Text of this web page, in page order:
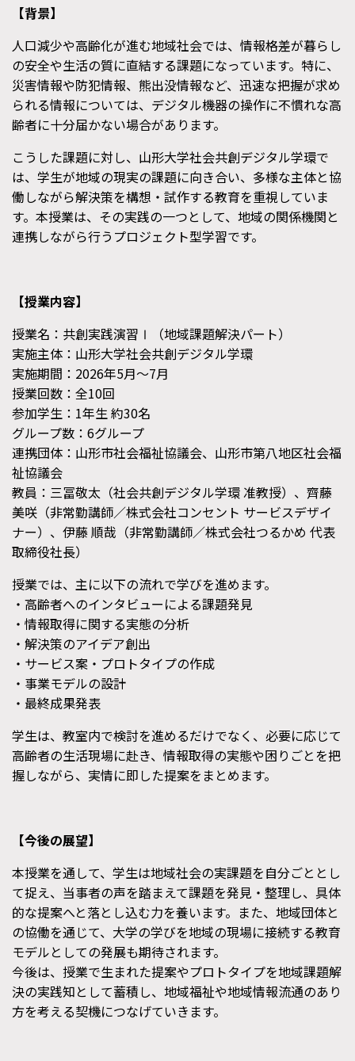
【背景】
人口減少や高齢化が進む地域社会では、情報格差が暮らし
の安全や生活の質に直結する課題になっています。特に、
災害情報や防犯情報、熊出没情報など、迅速な把握が求め
られる情報については、デジタル機器の操作に不慣れな高
齢者に十分届かない場合があります。
こうした課題に対し、山形大学社会共創デジタル学環で
は、学生が地域の現実の課題に向き合い、多様な主体と協
働しながら解決策を構想・試作する教育を重視していま
す。本授業は、その実践の一つとして、地域の関係機関と
連携しながら行うプロジェクト型学習です。
【授業内容】
授業名：共創実践演習Ⅰ（地域課題解決パート）
実施主体：山形大学社会共創デジタル学環
実施期間：2026年5月～7月
授業回数：全10回
参加学生：1年生 約30名
グループ数：6グループ
連携団体：山形市社会福祉協議会、山形市第八地区社会福
祉協議会
教員：三冨敬太（社会共創デジタル学環 准教授）、齊藤
美咲（非常勤講師／株式会社コンセント サービスデザイ
ナー）、伊藤 順哉（非常勤講師／株式会社つるかめ 代表
取締役社長）
授業では、主に以下の流れで学びを進めます。
・高齢者へのインタビューによる課題発見
・情報取得に関する実態の分析
・解決策のアイデア創出
・サービス案・プロトタイプの作成
・事業モデルの設計
・最終成果発表
学生は、教室内で検討を進めるだけでなく、必要に応じて
高齢者の生活現場に赴き、情報取得の実態や困りごとを把
握しながら、実情に即した提案をまとめます。
【今後の展望】
本授業を通して、学生は地域社会の実課題を自分ごととし
て捉え、当事者の声を踏まえて課題を発見・整理し、具体
的な提案へと落とし込む力を養います。また、地域団体と
の協働を通じて、大学の学びを地域の現場に接続する教育
モデルとしての発展も期待されます。
今後は、授業で生まれた提案やプロトタイプを地域課題解
決の実践知として蓄積し、地域福祉や地域情報流通のあり
方を考える契機につなげていきます。